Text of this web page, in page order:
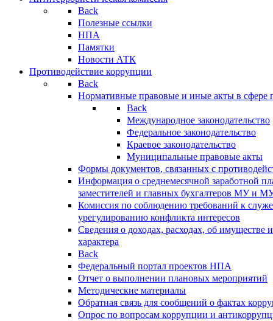
Back
Полезные ссылки
НПА
Памятки
Новости АТК
Противодействие коррупции
Back
Нормативные правовые и иные акты в сфере
Back
Международное законодательство
Федеральное законодательство
Краевое законодательство
Муниципальные правовые акты
Формы документов, связанных с
Информация о среднемесячной заработной
заместителей и главных бухгалтеров МУ и
Комиссия по соблюдению требований к
урегулированию конфликта интересов
Сведения о доходах, расходах, об имуществе
характера
Back
Федеральный портал проектов НПА
Отчет о выполнении плановых мероприятий
Методические материалы
Обратная связь для сообщений о фактах
Опрос по вопросам коррупции и